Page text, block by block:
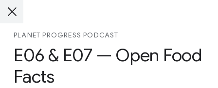
PLANET PROGRESS PODCAST
E06 & E07 — Open Food
Facts